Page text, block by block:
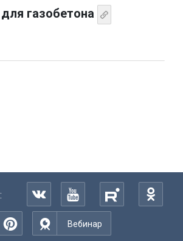
газобетона
Вебинар